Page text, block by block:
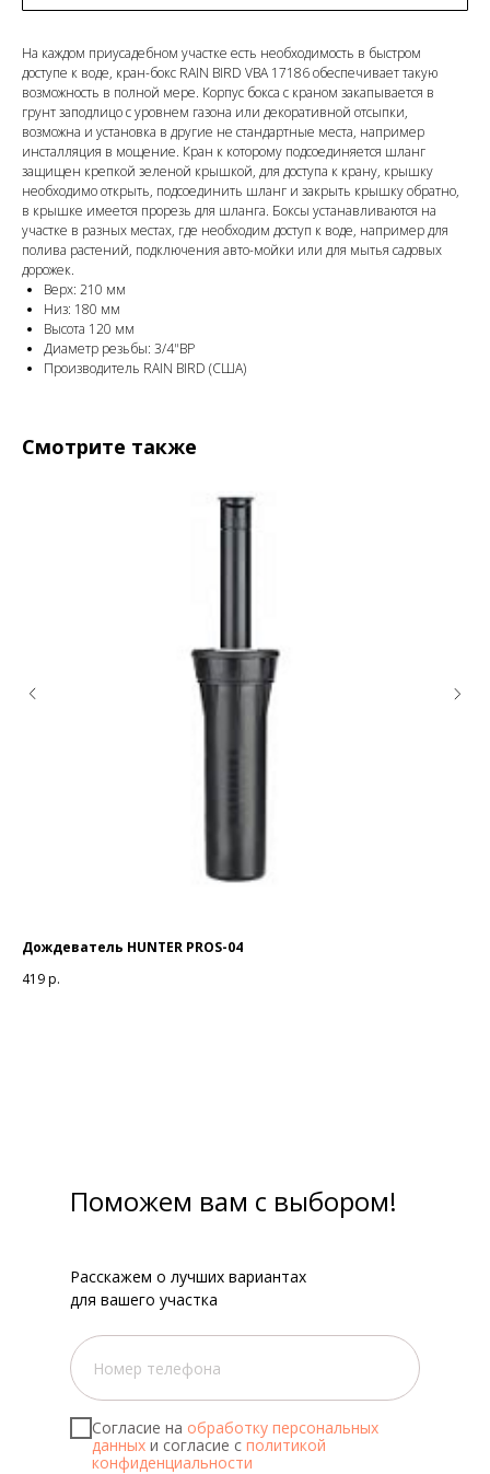
На каждом приусадебном участке есть необходимость в быстром
доступе к воде, кран-бокс RAIN BIRD VBA 17186 обеспечивает такую
возможность в полной мере. Корпус бокса с краном закапывается в
грунт заподлицо с уровнем газона или декоративной отсыпки,
возможна и установка в другие не стандартные места, например
инсталляция в мощение. Кран к которому подсоединяется шланг
защищен крепкой зеленой крышкой, для доступа к крану, крышку
необходимо открыть, подсоединить шланг и закрыть крышку обратно,
в крышке имеется прорезь для шланга. Боксы устанавливаются на
участке в разных местах, где необходим доступ к воде, например для
полива растений, подключения авто-мойки или для мытья садовых
дорожек.
Верх: 210 мм
Низ: 180 мм
Высота 120 мм
Диаметр резьбы: 3/4"ВР
Производитель RAIN BIRD (США)
Смотрите также
Дождеватель HUNTER PROS-04
419р.
Согласие на обработку персональных
данных и согласие с политикой
конфиденциальности
Поможем вам с выбором!
Расскажем о лучших вариантах
для вашего участка